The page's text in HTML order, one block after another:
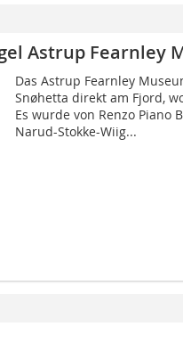
Astrup Fearnley
Das Astrup Fearnley
Snøhetta direkt am Fjord,
Es wurde von Renzo Piano
Narud-Stokke-Wiig...